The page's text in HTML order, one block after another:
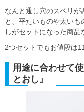
なんと通し穴のスベリが
と、平たいものや太いも
しがセットになった商品
2つセットでもお値段は
用途に合わせて
とおし』